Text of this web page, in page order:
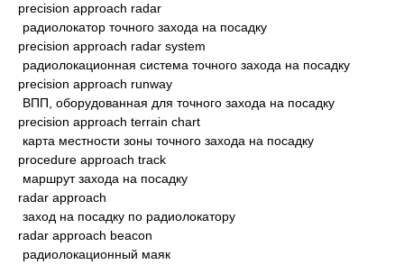
precision approach radar
радиолокатор точного захода на посадку
precision approach radar system
радиолокационная система точного захода на посадку
precision approach runway
ВПП, оборудованная для точного захода на посадку
precision approach terrain chart
карта местности зоны точного захода на посадку
procedure approach track
маршрут захода на посадку
radar approach
заход на посадку по радиолокатору
radar approach beacon
радиолокационный маяк